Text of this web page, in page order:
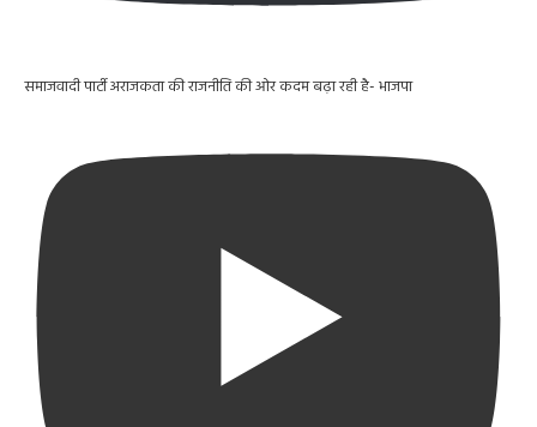
समाजवादी पार्टी अराजकता की राजनीति की ओर कदम बढ़ा रही है- भाजपा